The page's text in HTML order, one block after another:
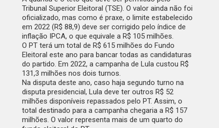
Tribunal Superior Eleitoral (TSE). O valor ainda não foi
oficializado, mas como é praxe, o limite estabelecido
em 2022 (R$ 88,9) deve ser corrigido pelo índice de
inflação IPCA, o que equivale a R$ 105 milhões.
O PT terá um total de R$ 615 milhões do Fundo
Eleitoral este ano para bancar todas as candidaturas
do partido. Em 2022, a campanha de Lula custou R$
131,3 milhões nos dois turnos.
Na disputa deste ano, caso haja segundo turno na
disputa presidencial, Lula deve ter outros R$ 52
milhões disponíveis repassados pelo PT. Assim, o
total destinado para a campanha chegaria a R$ 157
milhões. O valor representa mais de um quarto do